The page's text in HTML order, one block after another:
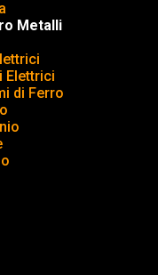
Metalli
Elettrici
di Ferro